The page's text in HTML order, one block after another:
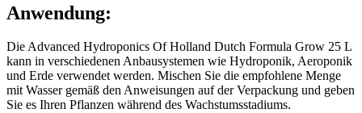
Anwendung:
Die Advanced Hydroponics Of Holland Dutch Formula Grow 25 L
kann in verschiedenen Anbausystemen wie Hydroponik, Aeroponik
und Erde verwendet werden. Mischen Sie die empfohlene Menge
mit Wasser gemäß den Anweisungen auf der Verpackung und geben
Sie es Ihren Pflanzen während des Wachstumsstadiums.